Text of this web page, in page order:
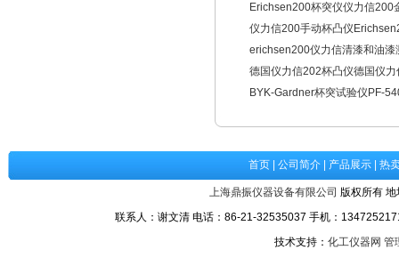
Erichsen200杯突仪仪力信200
仪力信200手动杯凸仪
erichsen200仪力信清漆和油
德国仪力信202杯凸仪德国仪
BYK-Gardner杯突试验仪PF-
首页| 公司简介| 产品展示| 热
上海鼎振仪器设备有限公司 版权所有
联系人：谢文清 电话：86-21-32535037 手机：
技术支持： 化工仪器网 管